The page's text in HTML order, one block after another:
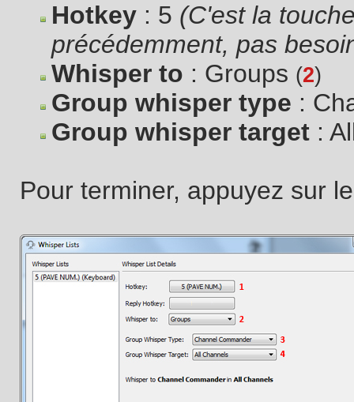
Hotkey : 5 (C'est la
précédemment, pas
Whisper to : Groups (2)
Group whisper type :
Group whisper target :
Pour terminer, appuyez sur